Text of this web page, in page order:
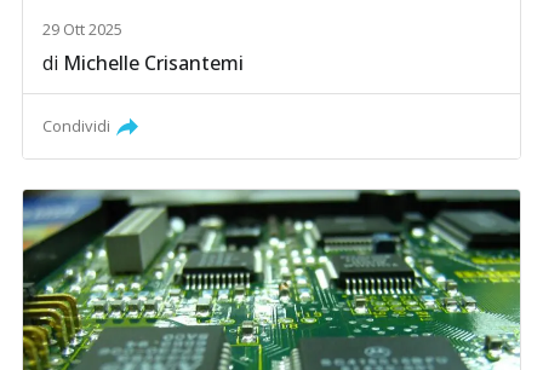
29 Ott 2025
di Michelle Crisantemi
Condividi